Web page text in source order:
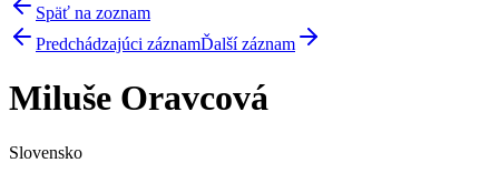
Späť na zoznam
Predchádzajúci záznamĎalší záznam
Miluše Oravcová
Slovensko